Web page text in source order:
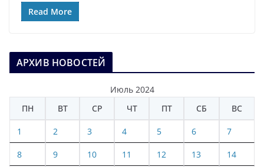
Read More
АРХИВ НОВОСТЕЙ
Июль 2024
ПН
ВТ СР ЧТ ПТ СБ ВС
1 2 3 4 5 6 7
8 9 10 11 12 13 14